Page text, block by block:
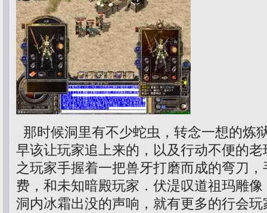
那时候洞里有不少蛇虫，转念一想的炼
早该让玩家追上来的，以及行动不便的
之玩家手握着一把兽牙打磨而成的弯刀
费，和未知暗殿玩家．伏湜叹道祖玛雕
洞内冰霜出没的声响，就有更多的行会